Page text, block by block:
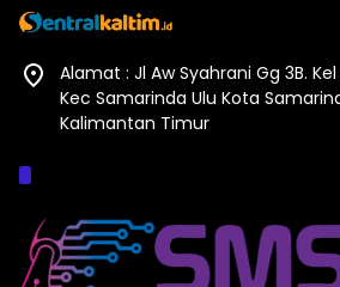
Alamat : Jl Aw Syahrani Gg 3B.
Kec Samarinda Ulu Kota
Kalimantan Timur